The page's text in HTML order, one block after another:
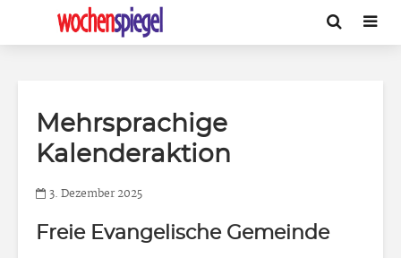
Mehrsprachige
Kalenderaktion
3. Dezember 2025
Freie Evangelische Gemeinde